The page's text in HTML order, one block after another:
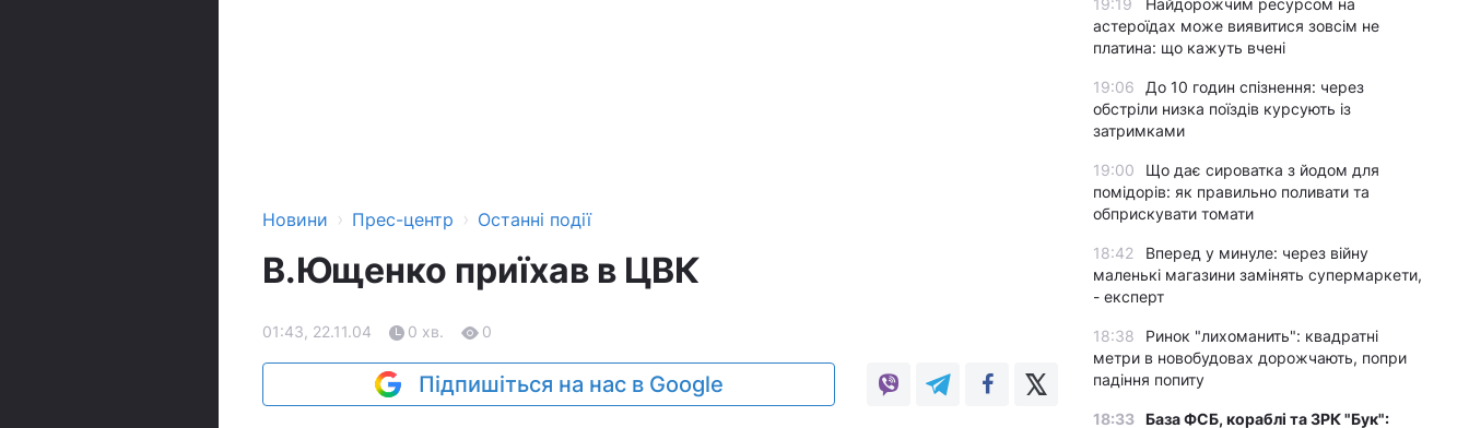
Новини › Прес-центр › Останні події
В.Ющенко приїхав в ЦВК
01:43, 22.11.04 0 хв. 0
Підпишіться на нас в Google
19:19
Найдорожчим ресурсом на
астероїдах може виявитися зовсім не
платина: що кажуть вчені
19:06
До 10 годин спізнення: через
обстріли низка поїздів курсують із
затримками
19:00
Що дає сироватка з йодом для
помідорів: як правильно поливати та
обприскувати томати
18:42
Вперед у минуле: через війну
маленькі магазини замінять супермаркети,
- експерт
18:38
Ринок "лихоманить": квадратні
метри в новобудовах дорожчають, попри
падіння попиту
18:33 База ФСБ, кораблі та ЗРК "Бук":